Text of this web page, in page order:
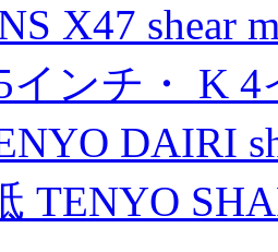
X47 shear
インチ・ K
DAIRI
TENYO